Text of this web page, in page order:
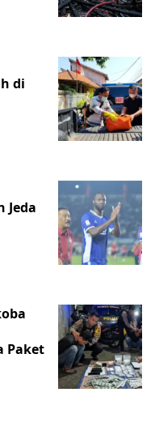
di
Jeda
Paket